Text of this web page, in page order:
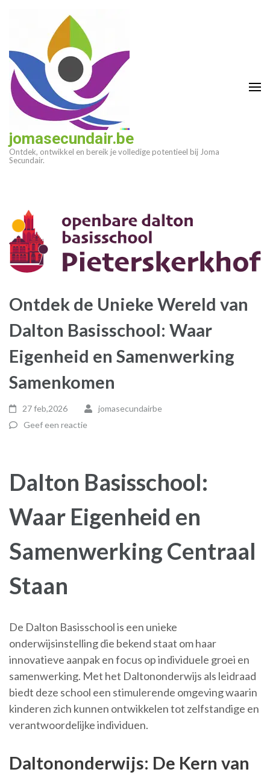
(druk
enter)
jomasecundair.be
Ontdek, ontwikkel en bereik je volledige potentieel bij Joma
Secundair.
Ontdek de Unieke Wereld van
Dalton Basisschool: Waar
Eigenheid en Samenwerking
Samenkomen
27 feb,2026
jomasecundairbe
Geef een reactie
Dalton Basisschool:
Waar Eigenheid en
Samenwerking Centraal
Staan
De Dalton Basisschool is een unieke
onderwijsinstelling die bekend staat om haar
innovatieve aanpak en focus op individuele groei en
samenwerking. Met het Daltononderwijs als leidraad
biedt deze school een stimulerende omgeving waarin
kinderen zich kunnen ontwikkelen tot zelfstandige en
verantwoordelijke individuen.
Daltononderwijs: De Kern van